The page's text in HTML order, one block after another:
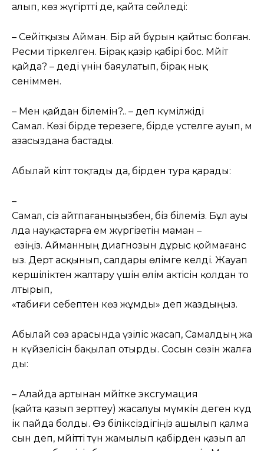
алып, көз жүгіртті де, қайта сөйледі:
– Сейітқызы Айман. Бір ай бұрын қайтыс болған.
Ресми тіркелген. Бірақ қазір қабірі бос. Мәйіт
қайда? – деді үнін баяулатып, бірақ нық
сеніммен.
– Мен қайдан білемін?.. – деп күмілжіді
Самал. Көзі бірде терезеге, бірде үстелге ауып, м
азасыздана бастады.
Абылай кілт тоқтады да, бірден тура қарады:
–
Самал, сіз айтпағаныңызбен, біз білеміз. Бұл ауы
лда науқастарға ем жүргізетін маман –
өзіңіз. Айманның диагнозын дұрыс қоймағанс
ыз. Дерт асқынып, салдары өлімге әкелді. Жауап
кершіліктен жалтару үшін өлім актісін қолдан то
лтырып,
«табиғи себептен көз жұмды» деп жаздыңыз.
Абылай сөз арасында үзіліс жасап, Самалдың жа
н күйзелісін бақылап отырды. Сосын сөзін жалға
ды:
– Алайда артынан мәйітке эксгумация
(қайта қазып зерттеу) жасалуы мүмкін деген күд
ік пайда болды. Өз біліксіздігіңіз ашылып қалма
сын деп, мәйітті түн жамылып қабірден қазып ал